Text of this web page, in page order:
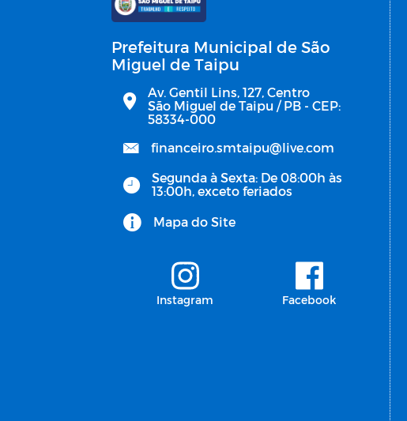
Prefeitura Municipal de São
Miguel de Taipu
Av. Gentil Lins, 127, Centro
São Miguel de Taipu / PB - CEP:
58334-000
financeiro.smtaipu@live.com
Segunda à Sexta: De 08:00h às
13:00h, exceto feriados
Mapa do Site
Instagram Facebook